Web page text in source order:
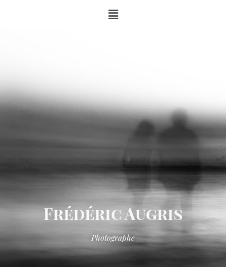
Frédéric Augris
Photographe